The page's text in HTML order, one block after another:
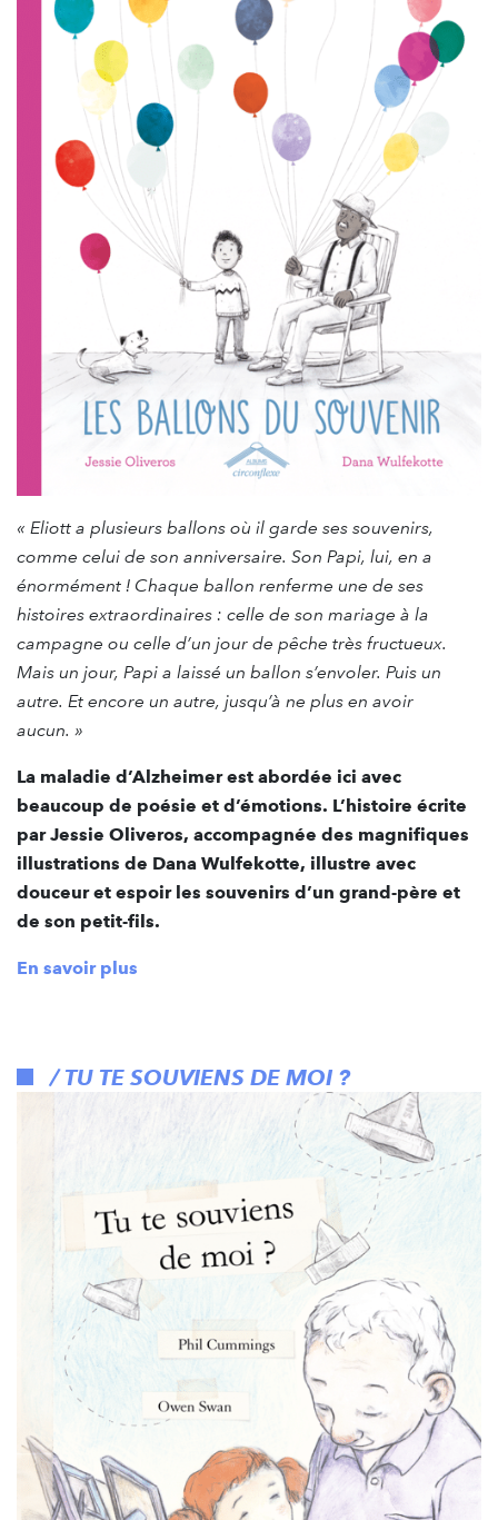
« Eliott a plusieurs ballons où il garde ses souvenirs,
comme celui de son anniversaire. Son Papi, lui, en a
énormément ! Chaque ballon renferme une de ses
histoires extraordinaires : celle de son mariage à la
campagne ou celle d’un jour de pêche très fructueux.
Mais un jour, Papi a laissé un ballon s’envoler. Puis un
autre. Et encore un autre, jusqu’à ne plus en avoir
aucun. »
La maladie d’Alzheimer est abordée ici avec
beaucoup de poésie et d’émotions. L’histoire écrite
par Jessie Oliveros, accompagnée des magnifiques
illustrations de Dana Wulfekotte, illustre avec
douceur et espoir les souvenirs d’un grand-père et
de son petit-fils.
En savoir plus
/ TU TE SOUVIENS DE MOI ?